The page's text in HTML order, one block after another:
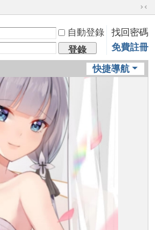
切
換
到
窄
版
自動登錄
找回密碼
登錄
免費註冊
快捷導航